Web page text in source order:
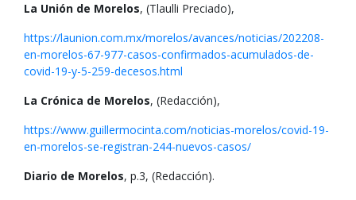
La Unión de Morelos, (Tlaulli Preciado),
https://launion.com.mx/morelos/avances/noticias/202208-
en-morelos-67-977-casos-confirmados-acumulados-de-
covid-19-y-5-259-decesos.html
La Crónica de Morelos, (Redacción),
https://www.guillermocinta.com/noticias-morelos/covid-19-
en-morelos-se-registran-244-nuevos-casos/
Diario de Morelos, p.3, (Redacción).